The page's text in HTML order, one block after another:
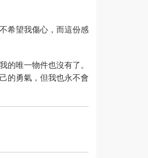
希望我傷心，而這份感
唯一物件也沒有了。
的勇氣，但我也永不會